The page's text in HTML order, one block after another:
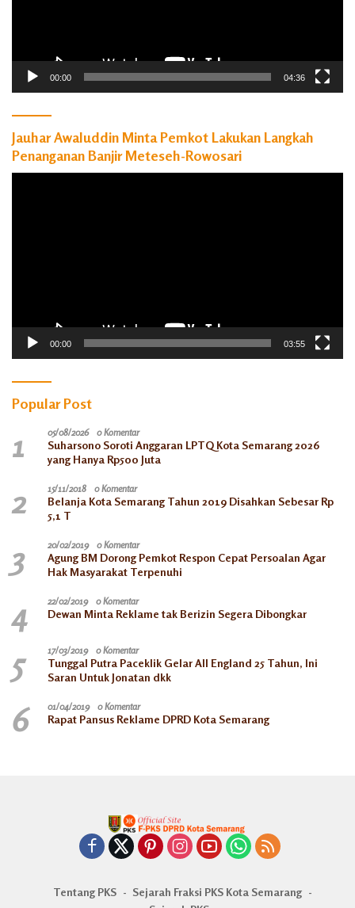
00:00 04:36
Jauhar Awaluddin Minta Pemkot Lakukan Langkah
Penanganan Banjir Meteseh-Rowosari
00:00 03:55
Popular Post
1 05/08/2026 0 Komentar
Suharsono Soroti Anggaran LPTQ Kota Semarang 2026
yang Hanya Rp500 Juta
2 15/11/2018 0 Komentar
Belanja Kota Semarang Tahun 2019 Disahkan Sebesar Rp
5,1 T
3 20/02/2019 0 Komentar
Agung BM Dorong Pemkot Respon Cepat Persoalan Agar
Hak Masyarakat Terpenuhi
4 22/02/2019 0 Komentar
Dewan Minta Reklame tak Berizin Segera Dibongkar
5 17/03/2019 0 Komentar
Tunggal Putra Paceklik Gelar All England 25 Tahun, Ini
Saran Untuk Jonatan dkk
6 01/04/2019 0 Komentar
Rapat Pansus Reklame DPRD Kota Semarang
Tentang PKS
Sejarah Fraksi PKS Kota Semarang